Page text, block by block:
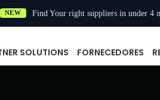
NEW Find Your right suppliers in under 4
SOLUTIONS FORNECEDORES